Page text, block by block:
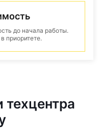
до начала работы.
приоритете.
техцентра